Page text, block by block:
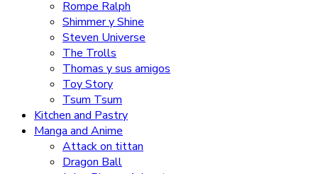
Rompe Ralph
Shimmer y Shine
Steven Universe
The Trolls
Thomas y sus amigos
Toy Story
Tsum Tsum
Kitchen and Pastry
Manga and Anime
Attack on tittan
Dragon Ball